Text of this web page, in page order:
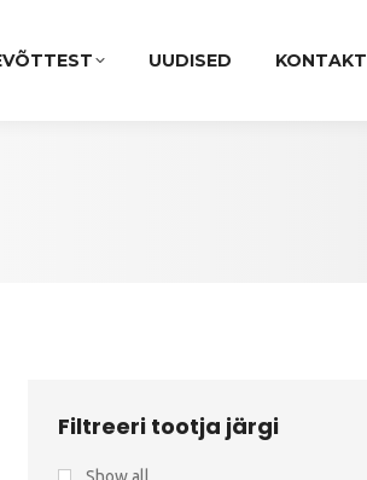
UUDISED KONTAKT
Filtreeri tootja järgi
Show all